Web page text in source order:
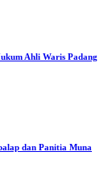
Ahli Waris Padang
dan Panitia Muna